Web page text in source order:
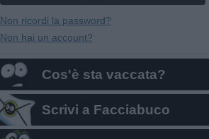
Non ricordi la password?
Non hai un account?
Cos'è sta vaccata?
Scrivi a Facciabuco